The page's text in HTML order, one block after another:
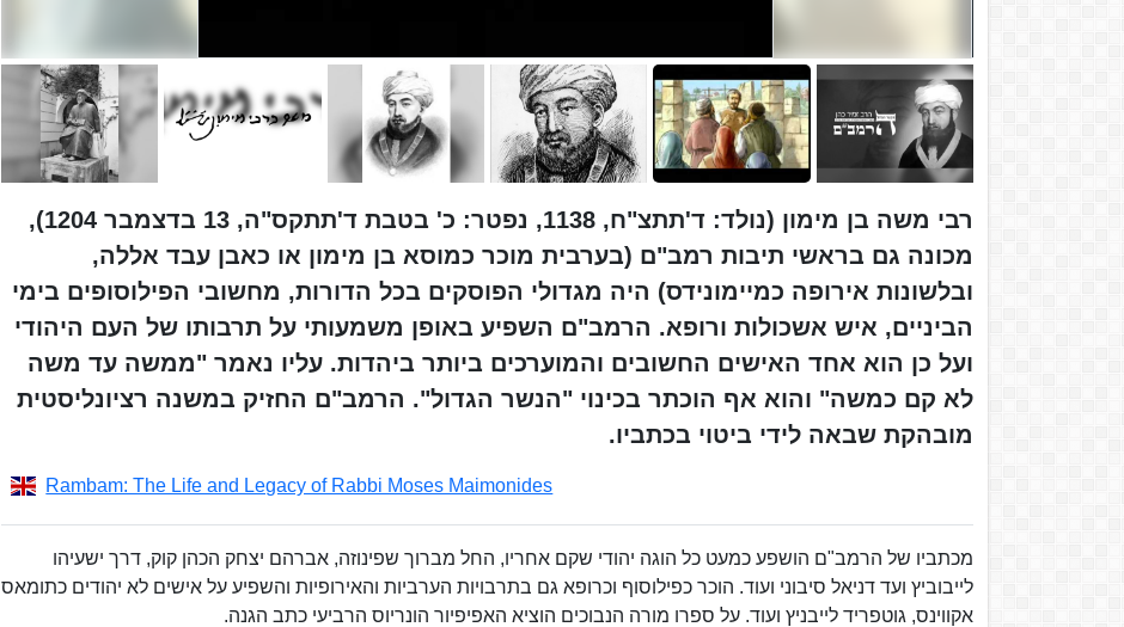
רבי משה בן מימון (נולד: ד'תתצ"ח, 1138, נפטר: כ' בטבת ד'תתקס"ה, 13 בדצמבר 1204),
מכונה גם בראשי תיבות רמב"ם (בערבית מוכר כמוסא בן מימון או כאבן עבד אללה,
ובלשונות אירופה כמיימונידס) היה מגדולי הפוסקים בכל הדורות, מחשובי הפילוסופים בימי
הביניים, איש אשכולות ורופא. הרמב"ם השפיע באופן משמעותי על תרבותו של העם היהודי
ועל כן הוא אחד האישים החשובים והמוערכים ביותר ביהדות. עליו נאמר "ממשה עד משה
לא קם כמשה" והוא אף הוכתר בכינוי "הנשר הגדול". הרמב"ם החזיק במשנה רציונליסטית
מובהקת שבאה לידי ביטוי בכתביו.
Rambam: The Life and Legacy of Rabbi Moses Maimonides
מכתביו של הרמב"ם הושפע כמעט כל הוגה יהודי שקם אחריו, החל מברוך שפינוזה, אברהם יצחק הכהן קוק, דרך ישעיהו
לייבוביץ ועד דניאל סיבוני ועוד. הוכר כפילוסוף וכרופא גם בתרבויות הערביות והאירופיות והשפיע על אישים לא יהודים כתומאס
אקווינס, גוטפריד לייבניץ ועוד. על ספרו מורה הנבוכים הוציא האפיפיור הונריוס הרביעי כתב הגנה.